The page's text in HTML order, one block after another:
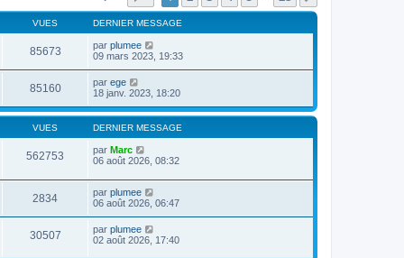
VUES DERNIER MESSAGE
85673 par plumee
09 mars 2023, 19:33
85160 par ege
18 janv. 2023, 18:20
VUES DERNIER MESSAGE
562753 par Marc
06 août 2026, 08:32
2834 par plumee
06 août 2026, 06:47
30507 par plumee
02 août 2026, 17:40